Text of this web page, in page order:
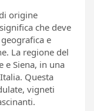
origine
che deve
e
La regione del
e Siena, in una
Questa
vigneti